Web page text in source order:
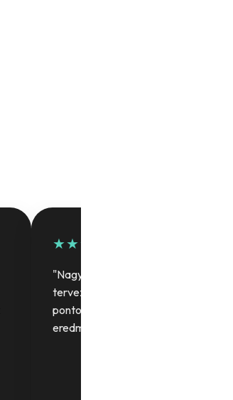
★★★★★
"Nagyon sok segítséget kaptunk a
tervezés során. Köszönjük a precíz,
pontos munkát, lenyűgöző lett az
eredmény!"